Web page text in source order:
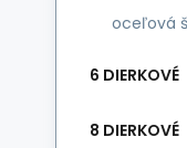
oceľová
6 DIERKOVÉ
8 DIERKOVÉ